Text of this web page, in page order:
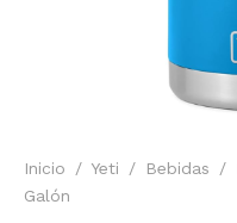
Inicio / Yeti / Bebidas /
Galón